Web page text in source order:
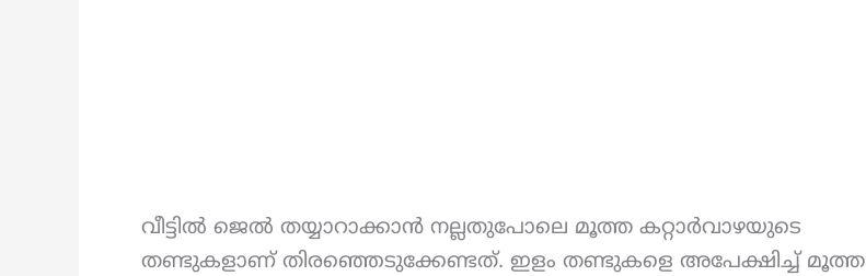
വീട്ടിൽ ജെൽ തയ്യാറാക്കാൻ നല്ലതുപോലെ മൂത്ത കറ്റാർവാഴയുടെ
തണ്ടുകളാണ് തിരഞ്ഞെടുക്കേണ്ടത്. ഇളം തണ്ടുകളെ അപേക്ഷിച്ച് മൂത്ത